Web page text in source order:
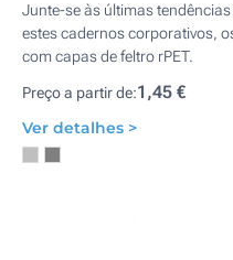
Junte-se às últimas
estes cadernos corporativos,
com capas de feltro rPET.
Preço a partir de:1,45 €
Ver detalhes >